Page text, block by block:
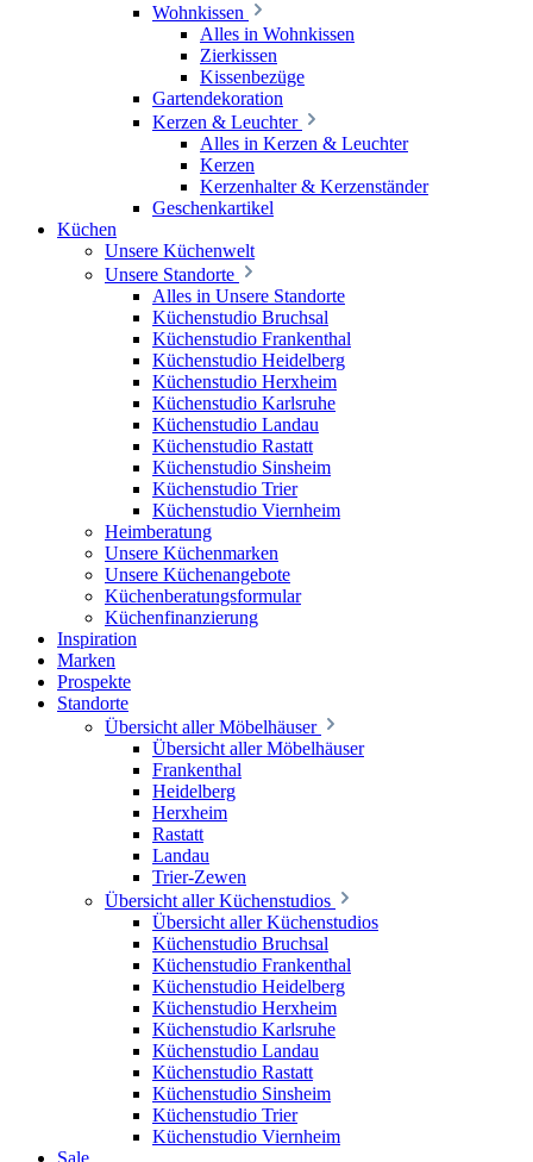
Wohnkissen
Alles in Wohnkissen
Zierkissen
Kissenbezüge
Gartendekoration
Kerzen & Leuchter
Alles in Kerzen & Leuchter
Kerzen
Kerzenhalter & Kerzenständer
Geschenkartikel
Küchen
Unsere Küchenwelt
Unsere Standorte
Alles in Unsere Standorte
Küchenstudio Bruchsal
Küchenstudio Frankenthal
Küchenstudio Heidelberg
Küchenstudio Herxheim
Küchenstudio Karlsruhe
Küchenstudio Landau
Küchenstudio Rastatt
Küchenstudio Sinsheim
Küchenstudio Trier
Küchenstudio Viernheim
Heimberatung
Unsere Küchenmarken
Unsere Küchenangebote
Küchenberatungsformular
Küchenfinanzierung
Inspiration
Marken
Prospekte
Standorte
Übersicht aller Möbelhäuser
Übersicht aller Möbelhäuser
Frankenthal
Heidelberg
Herxheim
Rastatt
Landau
Trier-Zewen
Übersicht aller Küchenstudios
Übersicht aller Küchenstudios
Küchenstudio Bruchsal
Küchenstudio Frankenthal
Küchenstudio Heidelberg
Küchenstudio Herxheim
Küchenstudio Karlsruhe
Küchenstudio Landau
Küchenstudio Rastatt
Küchenstudio Sinsheim
Küchenstudio Trier
Küchenstudio Viernheim
Sale